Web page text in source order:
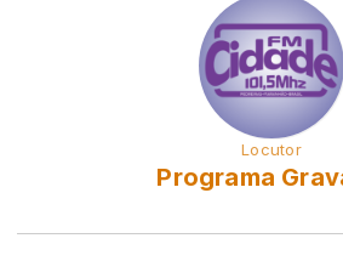
Locutor
Programa